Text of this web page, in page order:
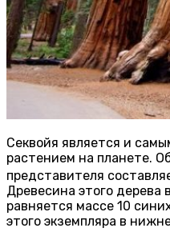
Секвойя является и
растением на планете.
представителя
Древесина этого дерева
равняется массе 10
этого экземпляра в